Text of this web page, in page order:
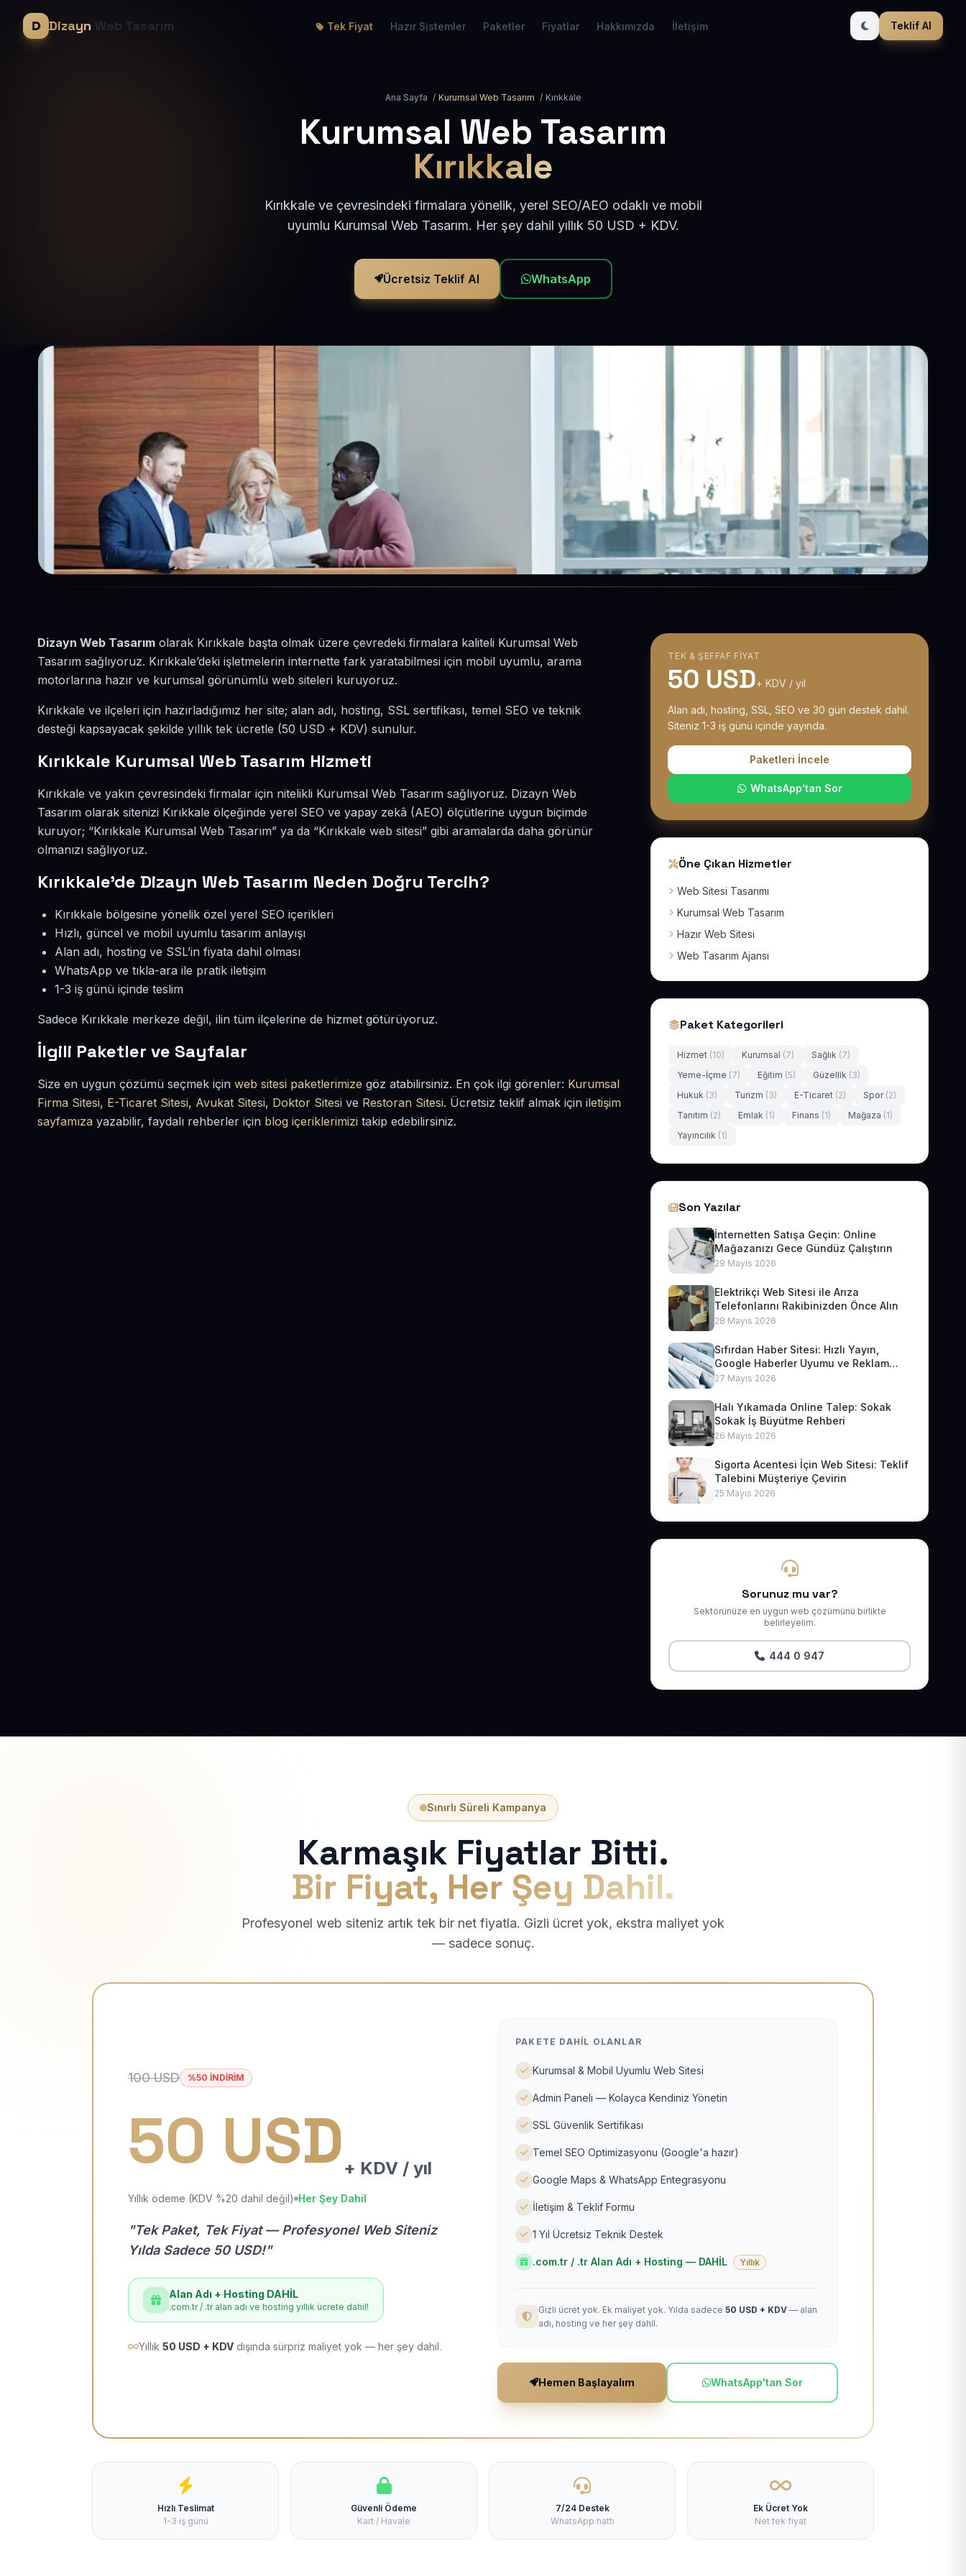
Dizayn Web Tasarım Tek Fiyat Hazır Sistemler Paketler Fiyatlar Hakkımızda İletişim Teklif Al
Ana Sayfa / Kurumsal Web Tasarım / Kırıkkale
Kurumsal Web Tasarım
Kırıkkale
Kırıkkale ve çevresindeki firmalara yönelik, yerel SEO/AEO odaklı ve mobil
uyumlu Kurumsal Web Tasarım. Her şey dahil yıllık 50 USD + KDV.
Ücretsiz Teklif Al WhatsApp
Dizayn Web Tasarım olarak Kırıkkale başta olmak üzere çevredeki firmalara kaliteli Kurumsal Web
Tasarım sağlıyoruz. Kırıkkale’deki işletmelerin internette fark yaratabilmesi için mobil uyumlu, arama
motorlarına hazır ve kurumsal görünümlü web siteleri kuruyoruz.
Kırıkkale ve ilçeleri için hazırladığımız her site; alan adı, hosting, SSL sertifikası, temel SEO ve teknik
desteği kapsayacak şekilde yıllık tek ücretle (50 USD + KDV) sunulur.
Kırıkkale Kurumsal Web Tasarım Hizmeti
Kırıkkale ve yakın çevresindeki firmalar için nitelikli Kurumsal Web Tasarım sağlıyoruz. Dizayn Web
Tasarım olarak sitenizi Kırıkkale ölçeğinde yerel SEO ve yapay zekâ (AEO) ölçütlerine uygun biçimde
kuruyor; “Kırıkkale Kurumsal Web Tasarım” ya da “Kırıkkale web sitesi” gibi aramalarda daha görünür
olmanızı sağlıyoruz.
Kırıkkale’de Dizayn Web Tasarım Neden Doğru Tercih?
Kırıkkale bölgesine yönelik özel yerel SEO içerikleri
Hızlı, güncel ve mobil uyumlu tasarım anlayışı
Alan adı, hosting ve SSL’in fiyata dahil olması
WhatsApp ve tıkla-ara ile pratik iletişim
1-3 iş günü içinde teslim
Sadece Kırıkkale merkeze değil, ilin tüm ilçelerine de hizmet götürüyoruz.
İlgili Paketler ve Sayfalar
Size en uygun çözümü seçmek için web sitesi paketlerimize göz atabilirsiniz. En çok ilgi görenler: Kurumsal
Firma Sitesi, E-Ticaret Sitesi, Avukat Sitesi, Doktor Sitesi ve Restoran Sitesi. Ücretsiz teklif almak için iletişim
sayfamıza yazabilir, faydalı rehberler için blog içeriklerimizi takip edebilirsiniz.
TEK & ŞEFFAF FIYAT
50 USD+ KDV / yıl
Alan adı, hosting, SSL, SEO ve 30 gün destek dahil.
Siteniz 1-3 iş günü içinde yayında.
Paketleri İncele
WhatsApp'tan Sor
Öne Çıkan Hizmetler
Web Sitesi Tasarımı
Kurumsal Web Tasarım
Hazır Web Sitesi
Web Tasarım Ajansı
Paket Kategorileri
Hizmet (10) Kurumsal (7) Sağlık (7)
Yeme-İçme (7) Eğitim (5) Güzellik (3)
Hukuk (3) Turizm (3) E-Ticaret (2) Spor (2)
Tanıtım (2) Emlak (1) Finans (1) Mağaza (1)
Yayıncılık (1)
Son Yazılar
İnternetten Satışa Geçin: Online
Mağazanızı Gece Gündüz Çalıştırın
29 Mayıs 2026
Elektrikçi Web Sitesi ile Arıza
Telefonlarını Rakibinizden Önce Alın
28 Mayıs 2026
Sıfırdan Haber Sitesi: Hızlı Yayın,
Google Haberler Uyumu ve Reklam
Geliri
27 Mayıs 2026
Halı Yıkamada Online Talep: Sokak
Sokak İş Büyütme Rehberi
26 Mayıs 2026
Sigorta Acentesi İçin Web Sitesi: Teklif
Talebini Müşteriye Çevirin
25 Mayıs 2026
Sorunuz mu var?
Sektörünüze en uygun web çözümünü birlikte
belirleyelim.
444 0 947
Sınırlı Süreli Kampanya
Karmaşık Fiyatlar Bitti.
Bir Fiyat, Her Şey Dahil.
Profesyonel web siteniz artık tek bir net fiyatla. Gizli ücret yok, ekstra maliyet yok
— sadece sonuç.
100 USD %50 İNDİRİM
50 USD + KDV / yıl
Yıllık ödeme (KDV %20 dahil değil) Her Şey Dahil
"Tek Paket, Tek Fiyat — Profesyonel Web Siteniz
Yılda Sadece 50 USD!"
Alan Adı + Hosting DAHİL
.com.tr / .tr alan adı ve hosting yıllık ücrete dahil!
Yıllık 50 USD + KDV dışında sürpriz maliyet yok — her şey dahil.
PAKETE DAHIL OLANLAR
Kurumsal & Mobil Uyumlu Web Sitesi
Admin Paneli — Kolayca Kendiniz Yönetin
SSL Güvenlik Sertifikası
Temel SEO Optimizasyonu (Google'a hazır)
Google Maps & WhatsApp Entegrasyonu
İletişim & Teklif Formu
1 Yıl Ücretsiz Teknik Destek
.com.tr / .tr Alan Adı + Hosting — DAHİL Yıllık
Gizli ücret yok. Ek maliyet yok. Yılda sadece 50 USD + KDV — alan
adı, hosting ve her şey dahil.
Hemen Başlayalım WhatsApp'tan Sor
Hızlı Teslimat
1-3 iş günü
Güvenli Ödeme
Kart / Havale
7/24 Destek
WhatsApp hattı
Ek Ücret Yok
Net tek fiyat